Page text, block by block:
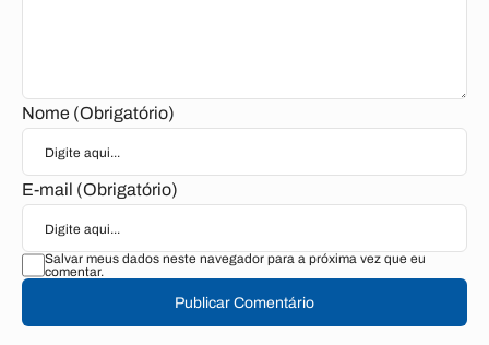
Nome (Obrigatório)
E-mail (Obrigatório)
Salvar meus dados neste navegador para a próxima vez que eu
comentar.
Publicar Comentário